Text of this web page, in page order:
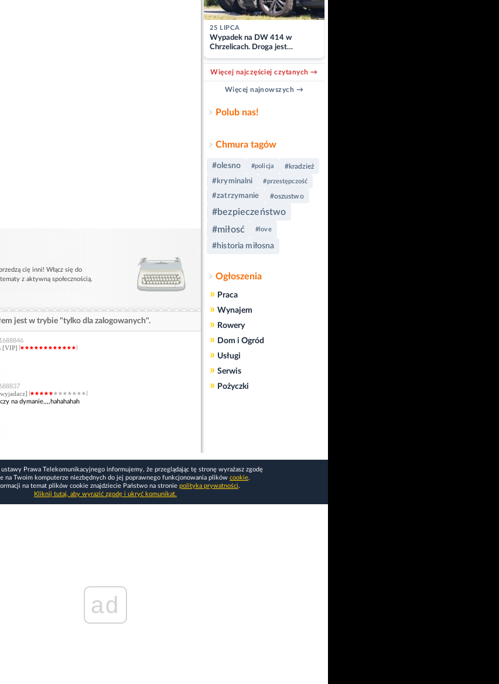
cię inni! Włącz się do
z aktywną społecznością.
jest w trybie "tylko dla zalogowanych".
[VIP]
na dymanie,,,,hahahahah
25 LIPCA
Wypadek na DW 414 w
Chrzelicach. Droga jest
zablokowana
Więcej najczęściej czytanych →
Więcej najnowszych →
Polub nas!
Chmura tagów
#olesno #policja #kradzież
#kryminalni #przestępczość
#zatrzymanie #oszustwo
#bezpieczeństwo
#miłosć
#love
#historia miłosna
Ogłoszenia
» Praca
» Wynajem
» Rowery
» Dom i Ogród
» Usługi
» Serwis
» Pożyczki
Prawa Telekomunikacyjnego informujemy, że przeglądając tę stronę wyrażasz zgodę
na Twoim komputerze niezbędnych do jej poprawnego funkcjonowania plików cookie.
na temat plików cookie znajdziecie Państwo na stronie polityka prywatności.
Kliknij tutaj, aby wyrazić zgodę i ukryć komunikat.
ad